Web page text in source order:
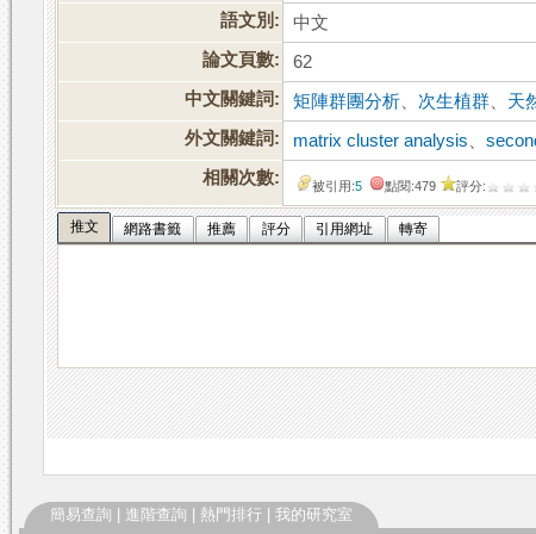
語文別:
中文
論文頁數:
62
中文關鍵詞:
矩陣群團分析 次生植群
天
外文關鍵詞:
matrix cluster analysis 、
相關次數:
被引用:5 點閱:479 評分:
推文 網路書籤 推薦 評分 引用網址 轉寄
簡易查詢 進階查詢 熱門排行 我的研究室